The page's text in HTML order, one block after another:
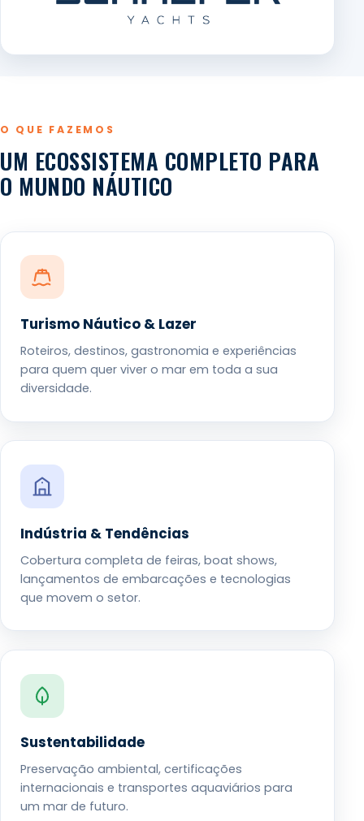
O QUE FAZEMOS
UM ECOSSISTEMA COMPLETO PARA
O MUNDO NÁUTICO
Turismo Náutico & Lazer
Roteiros, destinos, gastronomia e experiências
para quem quer viver o mar em toda a sua
diversidade.
Indústria & Tendências
Cobertura completa de feiras, boat shows,
lançamentos de embarcações e tecnologias
que movem o setor.
Sustentabilidade
Preservação ambiental, certificações
internacionais e transportes aquaviários para
um mar de futuro.